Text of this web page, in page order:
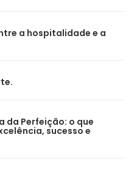
a hospitalidade e a
da Perfeição: o que
sucesso e